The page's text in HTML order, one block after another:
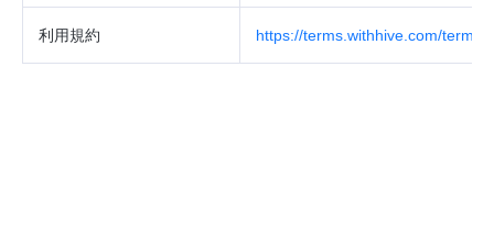
利用規約 https://terms.withhive.com/terms/